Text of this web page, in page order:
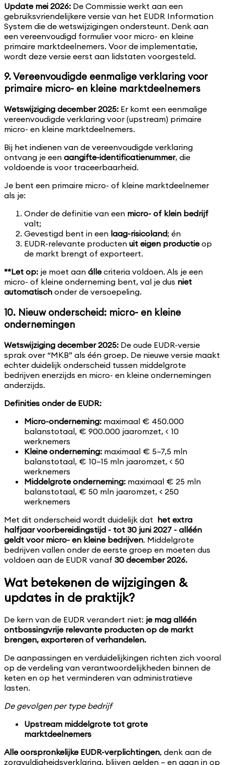
Update mei 2026: De Commissie werkt aan een
gebruiksvriendelijkere versie van het EUDR Information
System die de wetswijzigingen ondersteunt. Denk aan
een vereenvoudigd formulier voor micro- en kleine
primaire marktdeelnemers. Voor de implementatie,
wordt deze versie eerst aan lidstaten voorgesteld.
9. Vereenvoudigde eenmalige verklaring voor
primaire micro- en kleine marktdeelnemers
Wetswijziging december 2025: Er komt een eenmalige
vereenvoudigde verklaring voor (upstream) primaire
micro- en kleine marktdeelnemers.
Bij het indienen van de vereenvoudigde verklaring
ontvang je een aangifte-identificatienummer, die
voldoende is voor traceerbaarheid.
Je bent een primaire micro- of kleine marktdeelnemer
als je:
Onder de definitie van een micro- of klein bedrijf
valt;
Gevestigd bent in een laag-risicoland; én
EUDR-relevante producten uit eigen productieop
de markt brengt of exporteert.
**Let op: je moet aan állecriteria voldoen. Als je een
micro- of kleine onderneming bent, val je dus niet
automatisch onder de versoepeling.
10. Nieuw onderscheid: micro- en kleine
ondernemingen
Wetswijziging december 2025: De oude EUDR-versie
sprak over “MKB” als één groep. De nieuwe versie maakt
echter duidelijk onderscheid tussen middelgrote
bedrijven enerzijds en micro- en kleine ondernemingen
anderzijds.
Definities onder de EUDR:
Micro-onderneming: maximaal € 450.000
balanstotaal, € 900.000 jaaromzet, < 10
werknemers
Kleine onderneming: maximaal € 5–7,5 mln
balanstotaal, € 10–15 mln jaaromzet, < 50
werknemers
Middelgrote onderneming: maximaal € 25 mln
balanstotaal, € 50 mln jaaromzet, < 250
werknemers
Met dit onderscheid wordt duidelijk dat het extra
halfjaar voorbereidingstijd - tot 30 juni 2027 - alléén
geldt voor micro- en kleine bedrijven. Middelgrote
bedrijven vallen onder de eerste groep en moeten dus
voldoen aan de EUDR vanaf 30 december 2026.
Wat betekenen de wijzigingen &
updates in de praktijk?
De kern van de EUDR verandert niet: je mag alléén
ontbossingvrije relevante producten op de markt
brengen, exporteren of verhandelen.
De aanpassingen en verduidelijkingen richten zich vooral
op de verdeling van verantwoordelijkheden binnen de
keten en op het verminderen van administratieve
lasten.
De gevolgen per type bedrijf
Upstream middelgrote tot grote
marktdeelnemers
Alle oorspronkelijke EUDR-verplichtingen, denk aan de
zorgvuldigheidsverklaring, blijven gelden – en gaan in op